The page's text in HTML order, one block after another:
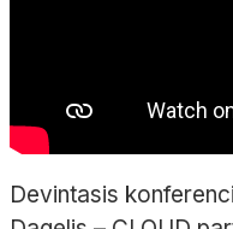
Devintasis